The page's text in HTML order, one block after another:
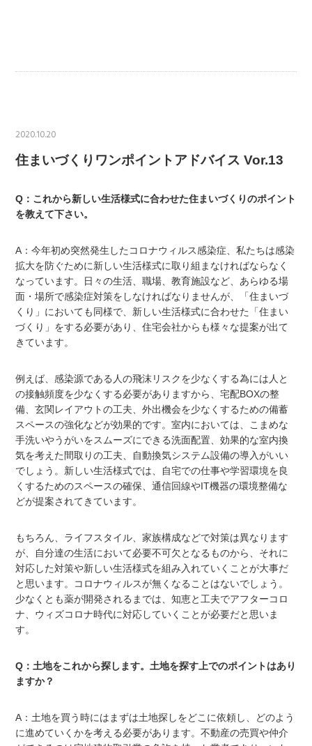
2020.10.20
住まいづくりワンポイントアドバイス Vor.13
Q：これから新しい生活様式に合わせた住まいづくりのポイント
を教えて下さい。
A：今年初め突然発生したコロナウィルス感染症、私たちは感染
拡大を防ぐために新しい生活様式に取り組まなければならなく
なっています。日々の生活、職場、教育施設など、あらゆる場
面・場所で感染症対策をしなければなりませんが、「住まいづ
くり」においても同様で、新しい生活様式に合わせた「住まい
づくり」をする必要があり、住宅会社からも様々な提案が出て
きています。
例えば、感染源である人の飛沫リスクを少なくする為には人と
の接触頻度を少なくする必要がありますから、宅配BOXの整
備、玄関レイアウトの工夫、外出機会を少なくするための備蓄
スペースの強化などが効果的です。室内においては、こまめな
手洗いやうがいをスムーズにできる洗面配置、効果的な室内換
気を考えた間取りの工夫、自動換気システム設備の導入がいい
でしょう。新しい生活様式では、自宅での仕事や学習環境を良
くするためのスペースの確保、通信回線やIT機器の環境整備な
どが提案されてきています。
もちろん、ライフスタイル、家族構成などで対策は異なります
が、自分達の生活において必要不可欠となるものから、それに
対応した対策や新しい生活様式を組み入れていくことが大事だ
と思います。コロナウィルスが無くなることはないでしょう。
少なくとも薬が開発されるまでは、知恵と工夫でアフターコロ
ナ、ウィズコロナ時代に対応していくことが必要だと思いま
す。
Q：土地をこれから探します。土地を探す上でのポイントはあり
ますか？
A：土地を買う時にはまずは土地探しをどこに依頼し、どのよう
に進めていくかを考える必要があります。不動産の売買や仲介